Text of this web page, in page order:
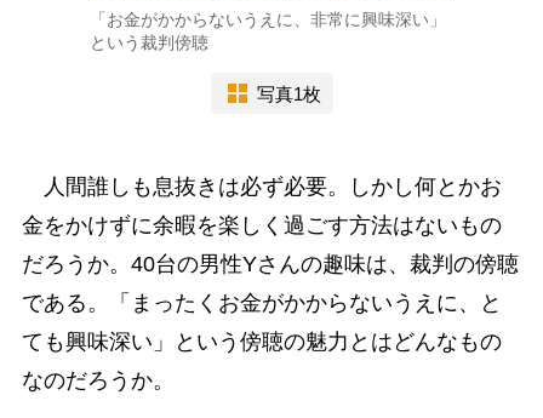
「お金がかからないうえに、非常に興味深い」
という裁判傍聴
写真1枚
人間誰しも息抜きは必ず必要。しかし何とかお
金をかけずに余暇を楽しく過ごす方法はないもの
だろうか。40台の男性Yさんの趣味は、裁判の傍聴
である。「まったくお金がかからないうえに、と
ても興味深い」という傍聴の魅力とはどんなもの
なのだろうか。